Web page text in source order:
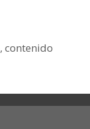
,contenido